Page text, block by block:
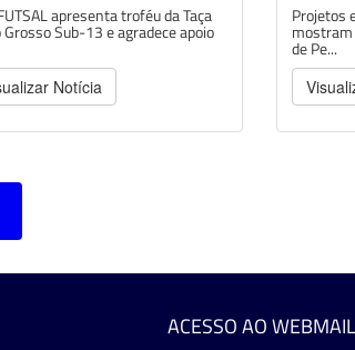
apresenta troféu da Taça
Sub-13 e agradece apoio
Notícia
Projetos
mostram
de Pe...
ACESSO AO WEBMAIL